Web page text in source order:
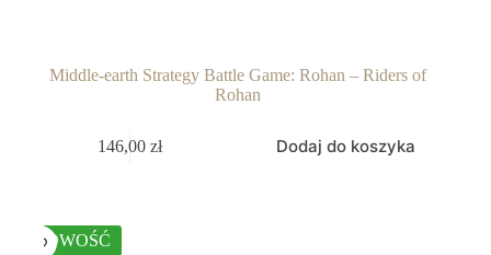
Middle-earth Strategy Battle Game: Rohan – Riders of
Rohan
146,00zł Dodaj do koszyka
NOWOŚĆ